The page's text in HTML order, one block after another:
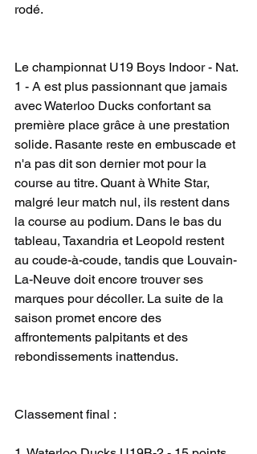
rodé.
Le championnat U19 Boys Indoor - Nat.
1 - A est plus passionnant que jamais
avec Waterloo Ducks confortant sa
première place grâce à une prestation
solide. Rasante reste en embuscade et
n'a pas dit son dernier mot pour la
course au titre. Quant à White Star,
malgré leur match nul, ils restent dans
la course au podium. Dans le bas du
tableau, Taxandria et Leopold restent
au coude-à-coude, tandis que Louvain-
La-Neuve doit encore trouver ses
marques pour décoller. La suite de la
saison promet encore des
affrontements palpitants et des
rebondissements inattendus.
Classement final :